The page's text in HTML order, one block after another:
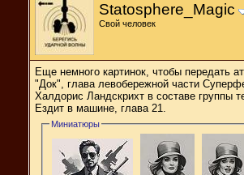
Statosphere_Magic
Свой человек
Еще немного картинок, чтобы передать
"Док", глава левобережной части
Халдорис Ландскрихт в составе группы
Ездит в машине, глава 21.
Миниатюры